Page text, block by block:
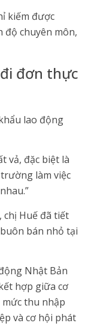
kiếm được
độ chuyên môn,
đơn thực
lao động
vả, đặc biệt là
làm việc
chị Huế đã tiết
bán nhỏ tại
Nhật Bản
hợp giữa cơ
thu nhập
và cơ hội phát